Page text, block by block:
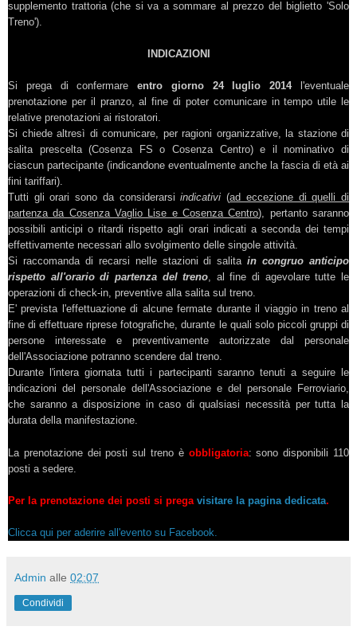
supplemento trattoria (che si va a sommare al prezzo del biglietto 'Solo
Treno').
INDICAZIONI
Si prega di confermareentro giorno 24 luglio 2014l'eventuale
prenotazione per il pranzo, al fine di poter comunicare in tempo utile le
relative prenotazioni ai ristoratori.
Si chiede altresì di comunicare, per ragioni organizzative, la stazione di
salita prescelta (Cosenza FS o Cosenza Centro) e il nominativo di
ciascun partecipante (indicandone eventualmente anche la fascia di età ai
fini tariffari).
Tutti gli orari sono da considerarsiindicativi(ad eccezione di quelli di
partenza da Cosenza Vaglio Lise e Cosenza Centro),
pertanto saranno
possibili anticipi o ritardi rispetto agli orari indicati a seconda dei tempi
effettivamente necessari allo svolgimento delle singole attività.
Si raccomanda di recarsi nelle stazioni di salitain congruo anticipo
rispetto all'orario di partenza del treno , al fine di agevolare tutte le
operazioni di check-in, preventive alla salita sul treno.
E' prevista l'effettuazione di alcune fermate durante il viaggio in treno al
fine di effettuare riprese fotografiche, durante le quali solo piccoli gruppi di
persone interessate e preventivamente autorizzate dal personale
dell'Associazione potranno scendere dal treno.
Durante l'intera giornata tutti i partecipanti saranno tenuti a seguire le
indicazioni del personale dell'Associazione e del personale Ferroviario,
che saranno a disposizione in caso di qualsiasi necessità per tutta la
durata della manifestazione.
La prenotazione dei posti sul treno è obbligatoria: sono disponibili 110
posti a sedere.
Per la prenotazione dei posti si prega visitare la pagina dedicata.
Clicca qui per aderire all'evento su Facebook.
Admin alle 02:07
Condividi